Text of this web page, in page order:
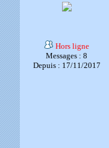
Hors ligne
Messages : 8
Depuis : 17/11/2017